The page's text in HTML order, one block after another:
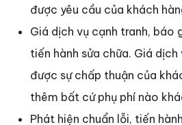
được yêu cầu của khách
Giá dịch vụ cạnh tranh, báo
tiến hành sửa chữa. Giá
được sự chấp thuận của
thêm bất cứ phụ phí nào
Phát hiện chuẩn lỗi, tiến